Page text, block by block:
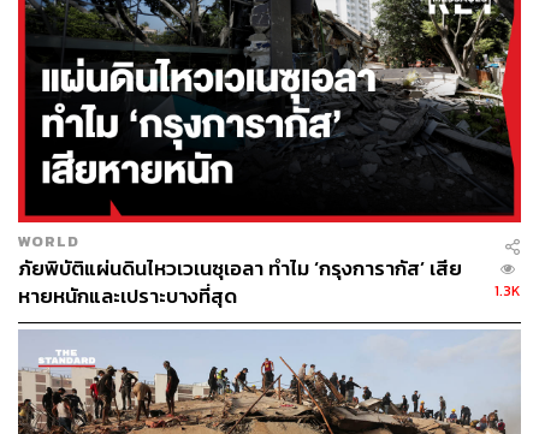
WORLD
ภัยพิบัติแผ่นดินไหวเวเนซุเอลา ทำไม ‘กรุงการากัส’ เสีย
หายหนักและเปราะบางที่สุด
1.3K